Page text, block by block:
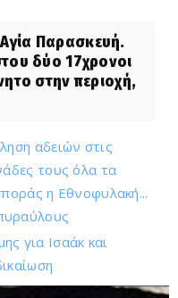
Παρασκευή.
δύο 17χρονοι
στην περιοχή,
αδειών στις
τους όλα τα
η Εθνοφυλακή...
για Ισαάκ και